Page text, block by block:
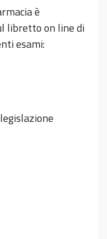
è
libretto on line di
esami: